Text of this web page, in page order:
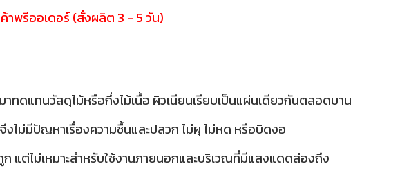
าพรีออเดอร์ (สั่งผลิต 3 - 5 วัน)
ทดแทนวัสดุไม้หรือกึ่งไม้เนื้อ ผิวเนียนเรียบเป็นแผ่นเดียวกันตลอดบาน
ห์ จึงไม่มีปัญหาเรื่องความชื้นและปลวก ไม่ผุ ไม่หด หรือบิดงอ
แต่ไม่เหมาะสำหรับใช้งานภายนอกและบริเวณที่มีแสงแดดส่องถึง